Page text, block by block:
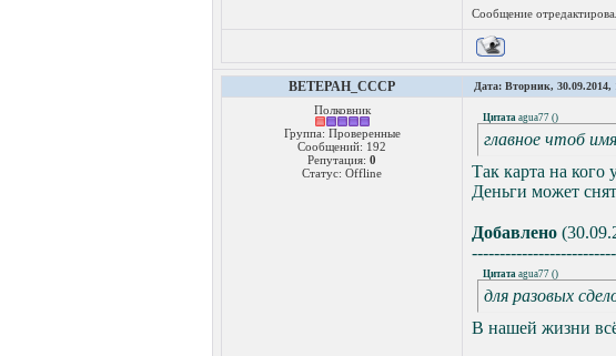
Сообщение
BETEPAH_CCCP Дата: Вторник, 30.09.2014,
Полковник
Группа: Проверенные
Сообщений: 192
Репутация: 0
Статус: Offline
Цитата agua77 ()
главное чтоб
Так карта на
Деньги может
Добавлено
Цитата agua77 ()
для разовых
В нашей жизни всё